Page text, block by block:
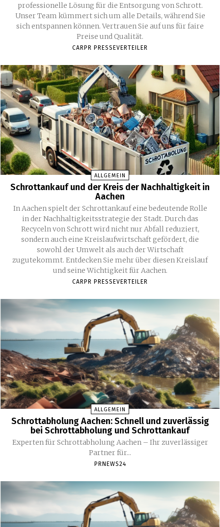
professionelle Lösung für die Entsorgung von Schrott.
Unser Team kümmert sich um alle Details, während Sie
sich entspannen können. Vertrauen Sie auf uns für faire
Preise und Qualität.
CARPR PRESSEVERTEILER
ALLGEMEIN
Schrottankauf und der Kreis der Nachhaltigkeit in
Aachen
In Aachen spielt der Schrottankauf eine bedeutende Rolle
in der Nachhaltigkeitsstrategie der Stadt. Durch das
Recyceln von Schrott wird nicht nur Abfall reduziert,
sondern auch eine Kreislaufwirtschaft gefördert, die
sowohl der Umwelt als auch der Wirtschaft
zugutekommt. Entdecken Sie mehr über diesen Kreislauf
und seine Wichtigkeit für Aachen.
CARPR PRESSEVERTEILER
ALLGEMEIN
Schrottabholung Aachen: Schnell und zuverlässig
bei Schrottabholung und Schrottankauf
Experten für Schrottabholung Aachen – Ihr zuverlässiger
Partner für...
PRNEWS24